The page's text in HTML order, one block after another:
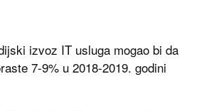
izvoz IT usluga mogao bi da
7-9% u 2018-2019. godini